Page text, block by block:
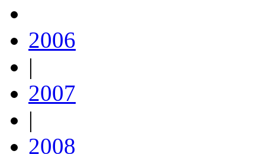
2006
|
2007
|
2008